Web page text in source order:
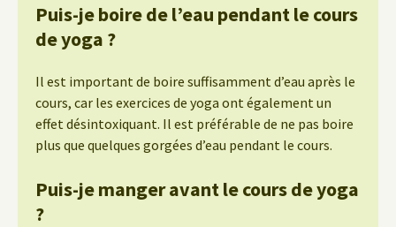
Puis-je boire de l’eau pendant le cours
de yoga ?
Il est important de boire suffisamment d’eau après le
cours, car les exercices de yoga ont également un
effet désintoxiquant. Il est préférable de ne pas boire
plus que quelques gorgées d’eau pendant le cours.
Puis-je manger avant le cours de yoga
?